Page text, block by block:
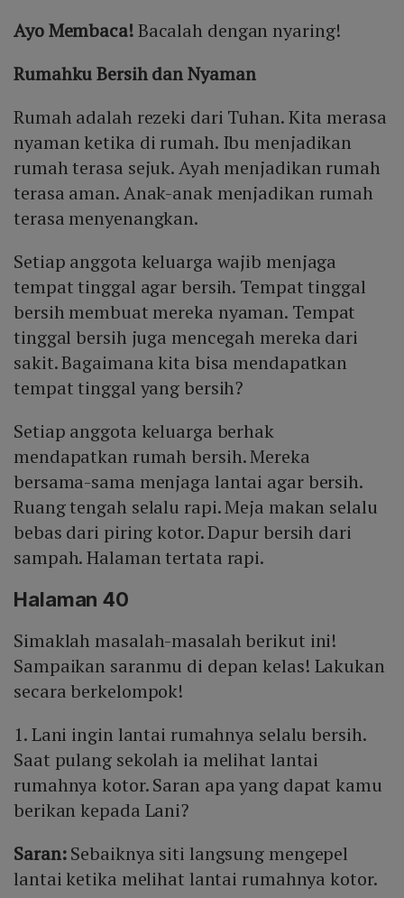
Ayo Membaca!Bacalah dengan nyaring!
Rumahku Bersih dan Nyaman
Rumah adalah rezeki dari Tuhan. Kita merasa
nyaman ketika di rumah. Ibu menjadikan
rumah terasa sejuk. Ayah menjadikan rumah
terasa aman. Anak-anak menjadikan rumah
terasa menyenangkan.
Setiap anggota keluarga wajib menjaga
tempat tinggal agar bersih. Tempat tinggal
bersih membuat mereka nyaman. Tempat
tinggal bersih juga mencegah mereka dari
sakit. Bagaimana kita bisa mendapatkan
tempat tinggal yang bersih?
Setiap anggota keluarga berhak
mendapatkan rumah bersih. Mereka
bersama-sama menjaga lantai agar bersih.
Ruang tengah selalu rapi. Meja makan selalu
bebas dari piring kotor. Dapur bersih dari
sampah. Halaman tertata rapi.
Halaman 40
Simaklah masalah-masalah berikut ini!
Sampaikan saranmu di depan kelas! Lakukan
secara berkelompok!
1. Lani ingin lantai rumahnya selalu bersih.
Saat pulang sekolah ia melihat lantai
rumahnya kotor. Saran apa yang dapat kamu
berikan kepada Lani?
Saran:Sebaiknya siti langsung mengepel
lantai ketika melihat lantai rumahnya kotor.